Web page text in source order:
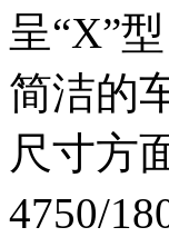
呈“X”
简洁的
尺寸方
4750/